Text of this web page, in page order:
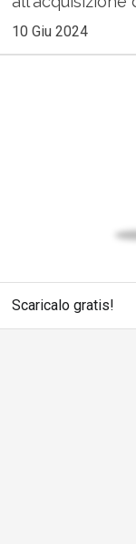
10 Giu 2024
Scaricalo gratis!